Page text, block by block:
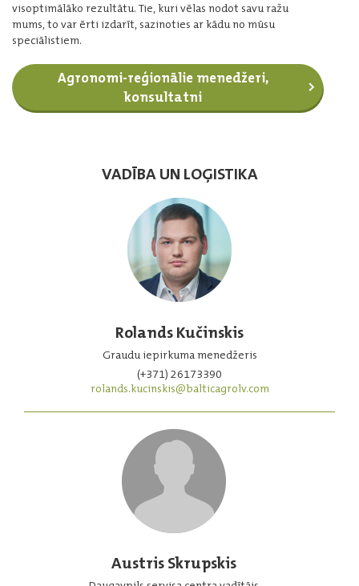
visoptimālāko rezultātu. Tie, kuri vēlas nodot savu ražu
mums, to var ērti izdarīt, sazinoties ar kādu no mūsu
speciālistiem.
Agronomi-reģionālie menedžeri,
konsultatni
VADĪBA UN LOĢISTIKA
Rolands Kučinskis
Graudu iepirkuma menedžeris
(+371) 26173390
rolands.kucinskis@balticagrolv.com
Austris Skrupskis